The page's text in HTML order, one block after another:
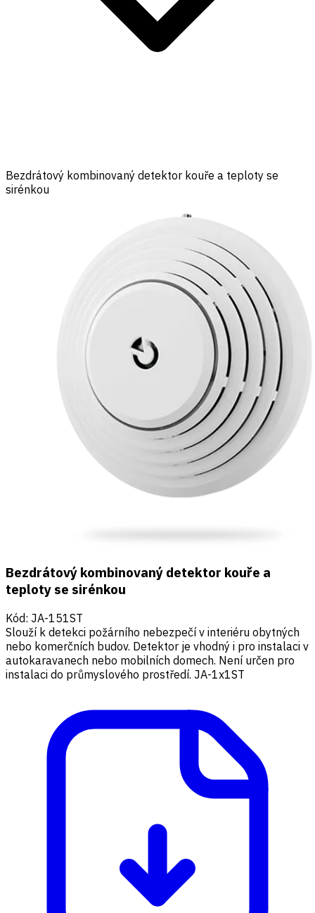
Bezdrátový kombinovaný detektor kouře a teploty se
sirénkou
Bezdrátový kombinovaný detektor kouře a
teploty se sirénkou
Kód: JA-151ST
Slouží k detekci požárního nebezpečí v interiéru obytných
nebo komerčních budov. Detektor je vhodný i pro instalaci v
autokaravanech nebo mobilních domech. Není určen pro
instalaci do průmyslového prostředí. JA-1x1ST